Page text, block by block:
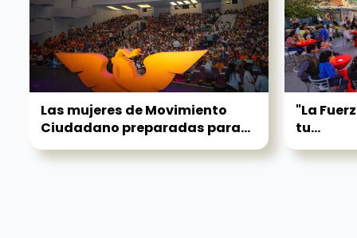
Las mujeres de Movimiento
Ciudadano preparadas para...
"La
tu...